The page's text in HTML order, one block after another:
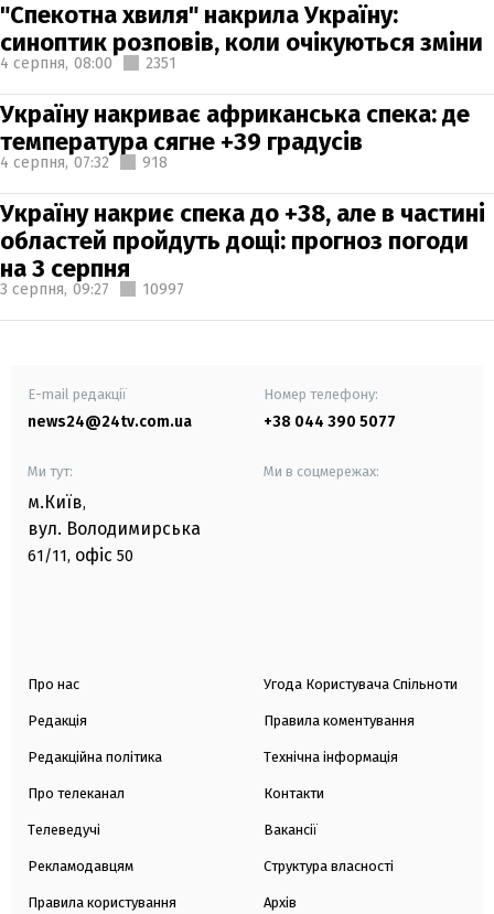
"Спекотна хвиля" накрила Україну:
синоптик розповів, коли очікуються зміни
4 серпня, 08:00 2351
Україну накриває африканська спека: де
температура сягне +39 градусів
4 серпня, 07:32 918
Україну накриє спека до +38, але в частині
областей пройдуть дощі: прогноз погоди
на 3 серпня
3 серпня, 09:27 10997
E-mail редакції
news24@24tv.com.ua
Номер телефону:
+38 044 390 5077
Ми тут:
м.Київ,
вул. Володимирська
61/11, офіс 50
Ми в соцмережах:
Про нас
Редакція
Редакційна політика
Про телеканал
Телеведучі
Рекламодавцям
Правила користування
Угода Користувача Спільноти
Правила коментування
Технічна інформація
Контакти
Вакансії
Структура власності
Архів